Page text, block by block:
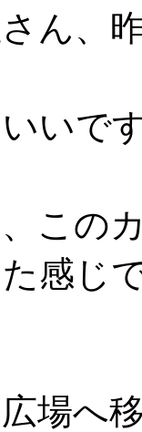
ん、
いで
この
感じ
場へ